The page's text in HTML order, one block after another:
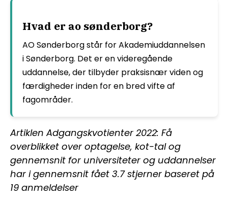
Hvad er ao sønderborg?
AO Sønderborg står for Akademiuddannelsen
i Sønderborg. Det er en videregående
uddannelse, der tilbyder praksisnær viden og
færdigheder inden for en bred vifte af
fagområder.
Artiklen Adgangskvotienter 2022: Få
overblikket over optagelse, kot-tal og
gennemsnit for universiteter og uddannelser
har i gennemsnit fået 3.7stjerner baseret på
19 anmeldelser